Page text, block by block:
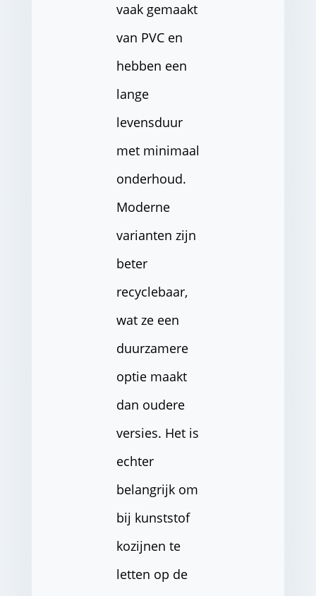
vaak gemaakt
van PVC en
hebben een
lange
levensduur
met minimaal
onderhoud.
Moderne
varianten zijn
beter
recyclebaar,
wat ze een
duurzamere
optie maakt
dan oudere
versies. Het is
echter
belangrijk om
bij kunststof
kozijnen te
letten op de